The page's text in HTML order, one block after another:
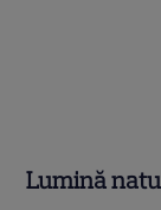
Lumină